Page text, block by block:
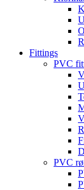
Fittings
PVC
PVC